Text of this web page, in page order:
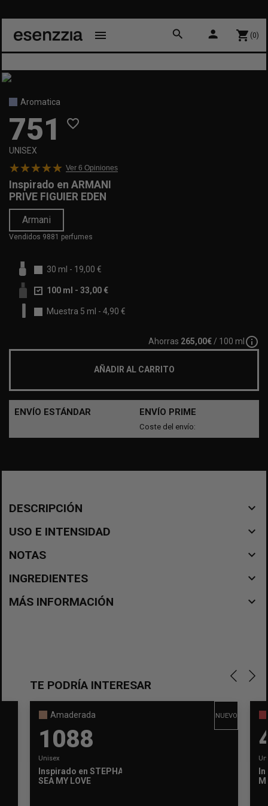
menu search person shopping_cart (0)
Aromatica
751 favorite_border
UNISEX
Ver 6 Opiniones
Inspirado en ARMANI
PRIVE FIGUIER EDEN
Armani
Vendidos 9881 perfumes
30 ml - 19,00 €
100 ml - 33,00 €
Muestra 5 ml - 4,90 €
Ahorras 265,00€/ 100 ml info_outline
AÑADIR AL CARRITO
ENVÍO ESTÁNDAR ENVÍO PRIME
Coste del envío:
DESCRIPCIÓN navigate_before
USO E INTENSIDAD navigate_before
NOTAS navigate_before
INGREDIENTES navigate_before
MÁS INFORMACIÓN navigate_before
TE PODRÍA INTERESAR
Amaderada
1088
Unisex
Inspirado en STEPHANE HUMBERT LUCAS 777
SEA MY LOVE
NUEVO